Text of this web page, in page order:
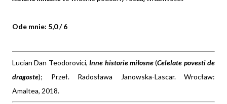
Ode mnie: 5,0 / 6
Lucian Dan Teodorovici,Inne historie miłosne(Celelate povesti de
dragoste); Przeł. Radosława Janowska-Lascar. Wrocław:
Amaltea, 2018.